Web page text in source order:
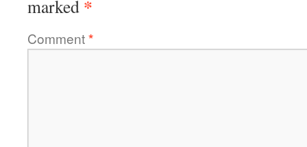
marked *
Comment*